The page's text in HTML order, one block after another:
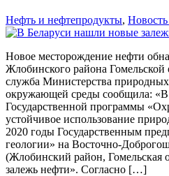
Нефть и нефтепродукты,
Новое месторождение нефти
Жлобинского района Гомельской
служба Министерства
окружающей среды сообщила:
Государственной программы
устойчивое использование
2020 годы Государственным
геологии» на Восточно-
(Жлобинский район, Гомельская
залежь нефти». Согласно […]